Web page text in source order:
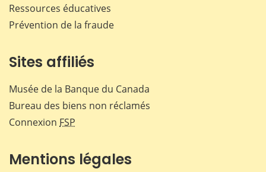
Ressources éducatives
Prévention de la fraude
Sites affiliés
Musée de la Banque du Canada
Bureau des biens non réclamés
Connexion FSP
Mentions légales